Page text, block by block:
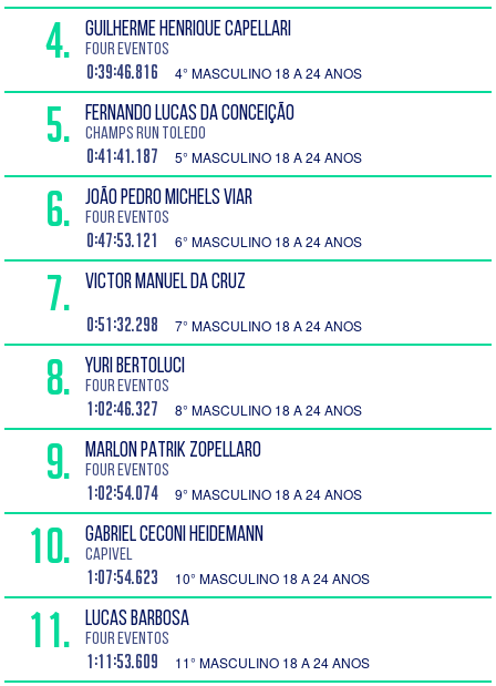
4. GUILHERME HENRIQUE CAPELLARI
Four Eventos
0:39:46.816 4° MASCULINO 18 A 24 ANOS
5. FERNANDO LUCAS DA CONCEIÇÃO
CHAMPS RUN TOLEDO
0:41:41.187 5° MASCULINO 18 A 24 ANOS
6. JOÃO PEDRO MICHELS VIAR
Four Eventos
0:47:53.121 6° MASCULINO 18 A 24 ANOS
7. VICTOR MANUEL DA CRUZ
0:51:32.298 7° MASCULINO 18 A 24 ANOS
8. YURI BERTOLUCI
Four Eventos
1:02:46.327 8° MASCULINO 18 A 24 ANOS
9. MARLON PATRIK ZOPELLARO
Four Eventos
1:02:54.074 9° MASCULINO 18 A 24 ANOS
10. GABRIEL CECONI HEIDEMANN
Capivel
1:07:54.623 10° MASCULINO 18 A 24 ANOS
11. LUCAS BARBOSA
Four Eventos
1:11:53.609 11° MASCULINO 18 A 24 ANOS